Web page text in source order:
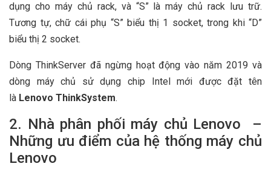
dụng cho máy chủ rack, và “S” là máy chủ rack lưu trữ.
Tương tự, chữ cái phụ “S” biểu thị 1 socket, trong khi “D”
biểu thị 2 socket.
Dòng ThinkServer đã ngừng hoạt động vào năm 2019 và
dòng máy chủ sử dụng chip Intel mới được đặt tên
là Lenovo ThinkSystem.
2. Nhà phân phối máy chủ Lenovo –
Những ưu điểm của hệ thống máy chủ
Lenovo